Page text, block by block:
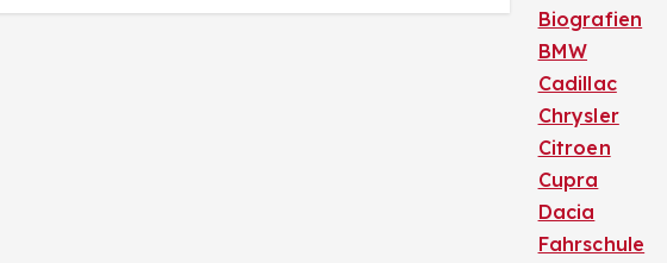
Biografien
BMW
Cadillac
Chrysler
Citroen
Cupra
Dacia
Fahrschule